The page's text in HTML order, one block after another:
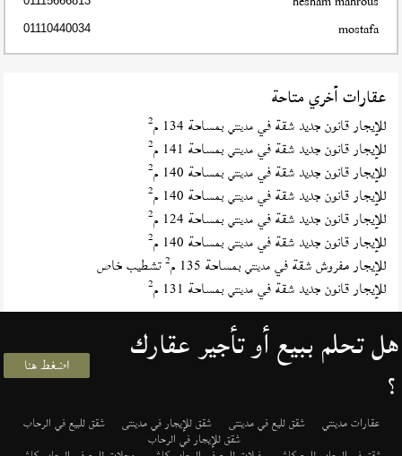
mostafa
01110440034
عقارات أخري متاحة
للإيجار قانون جديد شقة فيمدينتي بمساحة 134 م 2
للإيجار قانون جديد شقة فيمدينتي بمساحة 141 م 2
للإيجار قانون جديد شقة فيمدينتي بمساحة 140 م 2
للإيجار قانون جديد شقة فيمدينتي بمساحة 140 م 2
للإيجار قانون جديد شقة فيمدينتي بمساحة 124 م 2
للإيجار قانون جديد شقة فيمدينتي بمساحة 140 م 2
للإيجار مفروش شقة فيمدينتي بمساحة 135 م 2تشطيب خاص
للإيجار قانون جديد شقة فيمدينتي بمساحة 131 م 2
هل تحلم ببيع أو تأجير عقارك
؟ اضغط هنا
عقارات مدينتي شقق لليع في مدينتى شقق للإيجار في مدينتى شقق للبيع في الرحاب
شقق للإيجار في الرحاب